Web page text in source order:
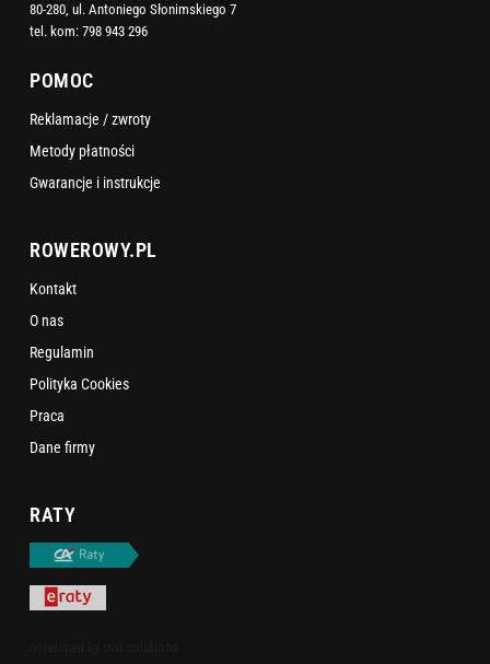
80-280, ul. Antoniego Słonimskiego 7
tel. kom: 798 943 296
POMOC
Reklamacje / zwroty
Metody płatności
Gwarancje i instrukcje
ROWEROWY.PL
Kontakt
O nas
Regulamin
Polityka Cookies
Praca
Dane firmy
RATY